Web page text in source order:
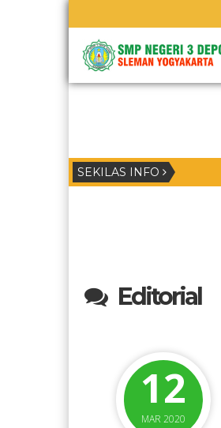
SEKILAS INFO
Editorial
12
MAR 2020